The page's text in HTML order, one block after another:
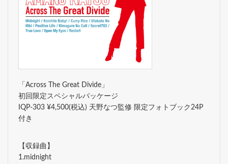
「Across The Great Divide」
初回限定スペシャルパッケージ
IQP-303 ¥4,500(税込) 天野なつ監修 限定フォトブック24P
付き
【収録曲】
1.midnight